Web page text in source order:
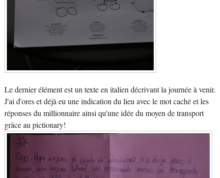
Le dernier élément est un texte en italien décrivant la journée à venir.
J'ai d'ores et déjà eu une indication du lieu avec le mot caché et les
réponses du millionnaire ainsi qu'une idée du moyen de transport
grâce au pictionary!